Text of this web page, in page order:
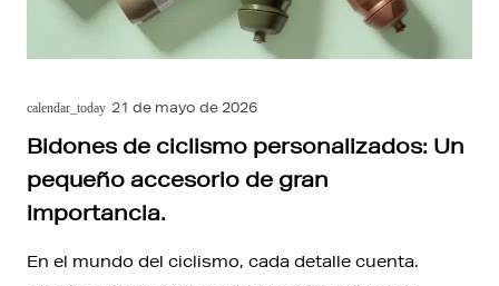
calendar_today 21 de mayo de 2026
Bidones de ciclismo personalizados: Un
pequeño accesorio de gran
importancia.
En el mundo del ciclismo, cada detalle cuenta.